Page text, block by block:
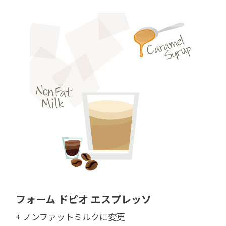
フォーム ドピオ エスプレッソ
+ ノンファットミルクに変更